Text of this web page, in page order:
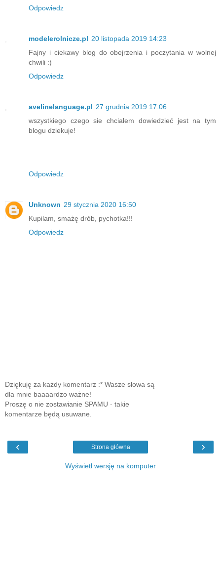
Odpowiedz
modelerolnicze.pl 20 listopada 2019 14:23
Fajny i ciekawy blog do obejrzenia i poczytania w wolnej
chwili :)
Odpowiedz
avelinelanguage.pl 27 grudnia 2019 17:06
wszystkiego czego sie chciałem dowiedzieć jest na tym
blogu dziekuje!
Odpowiedz
Unknown 29 stycznia 2020 16:50
Kupilam, smażę drób, pychotka!!!
Odpowiedz
Dziękuję za każdy komentarz :* Wasze słowa są
dla mnie baaaardzo ważne!
Proszę o nie zostawianie SPAMU - takie
komentarze będą usuwane.
‹ ›
Strona główna
Wyświetl wersję na komputer